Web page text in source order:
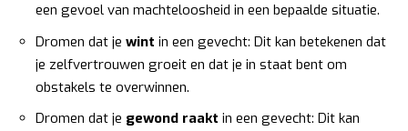
een gevoel van machteloosheid in een bepaalde situatie.
Dromen dat je wint in een gevecht: Dit kan betekenen dat
je zelfvertrouwen groeit en dat je in staat bent om
obstakels te overwinnen.
Dromen dat je gewond raakt in een gevecht: Dit kan